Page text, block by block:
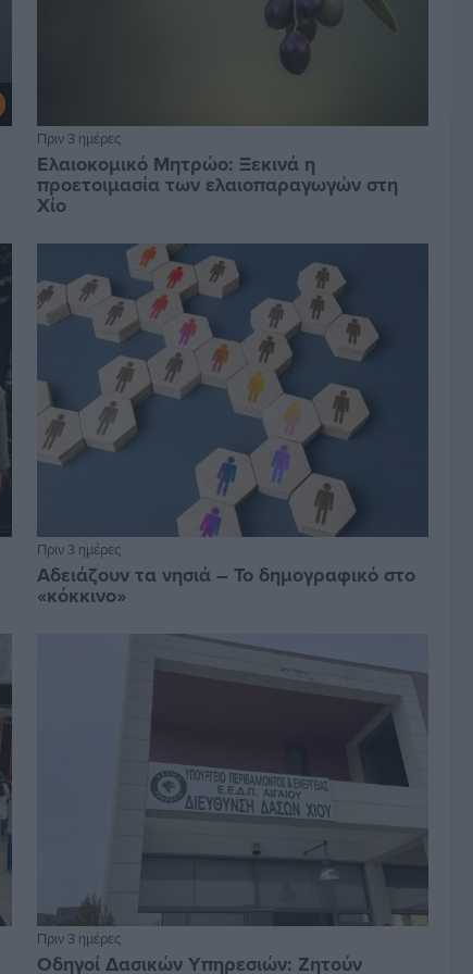
Πριν 3 ημέρες
Ελαιοκομικό Μητρώο: Ξεκινά η
προετοιμασία των ελαιοπαραγωγών στη
Χίο
Πριν 3 ημέρες
Αδειάζουν τα νησιά – Το δημογραφικό στο
«κόκκινο»
Πριν 3 ημέρες
Οδηγοί Δασικών Υπηρεσιών: Ζητούν